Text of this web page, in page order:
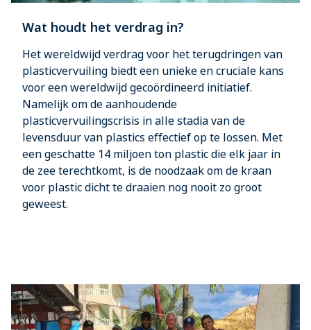
Wat houdt het verdrag in?
Het wereldwijd verdrag voor het terugdringen van
plasticvervuiling biedt een unieke en cruciale kans
voor een wereldwijd gecoördineerd initiatief.
Namelijk om de aanhoudende
plasticvervuilingscrisis in alle stadia van de
levensduur van plastics effectief op te lossen. Met
een geschatte 14 miljoen ton plastic die elk jaar in
de zee terechtkomt, is de noodzaak om de kraan
voor plastic dicht te draaien nog nooit zo groot
geweest.